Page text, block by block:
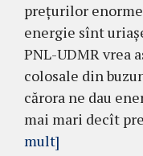
prețurilor
energie sînt
PNL-UDMR vrea
colosale din
cărora ne dau
mai mari decît
mult]